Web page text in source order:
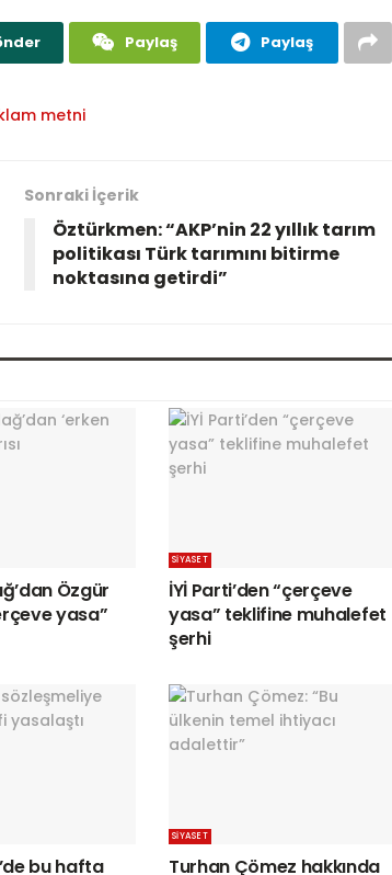
Paylaş Paylaş
Sonraki İçerik
Öztürkmen: “AKP’nin 22 yıllık tarım
politikası Türk tarımını bitirme
noktasına getirdi”
Özgür
yasa”
SIYASET
İYİ Parti’den “çerçeve
yasa” teklifine muhalefet
şerhi
bu hafta
SIYASET
Turhan Çömez hakkında